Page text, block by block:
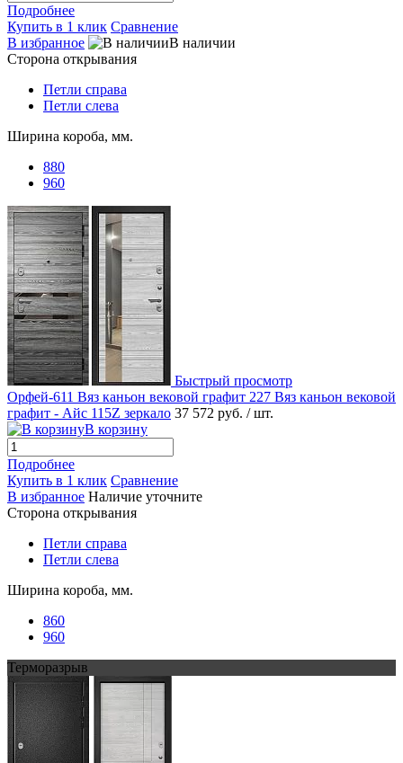
Подробнее
Купить в 1 клик Сравнение
В избранное
В наличии
Сторона открывания
Петли справа
Петли слева
Ширина короба, мм.
880
960
Быстрый просмотр
Орфей-611 Вяз каньон вековой графит 227 Вяз каньон вековой
графит - Айс 115Z зеркало 37 572 руб. / шт.
В корзину
Подробнее
Купить в 1 клик Сравнение
В избранное Наличие уточните
Сторона открывания
Петли справа
Петли слева
Ширина короба, мм.
860
960
Терморазрыв